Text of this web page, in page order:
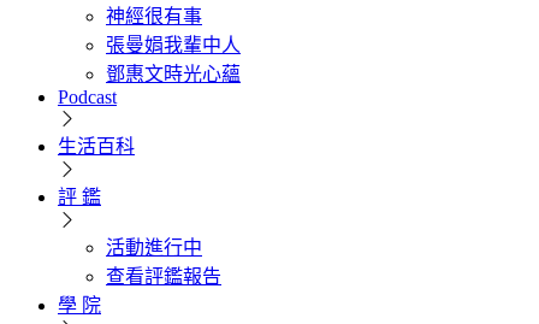
神經很有事
張曼娟我輩中人
鄧惠文時光心蘊
Podcast
生活百科
評 鑑
活動進行中
查看評鑑報告
學 院